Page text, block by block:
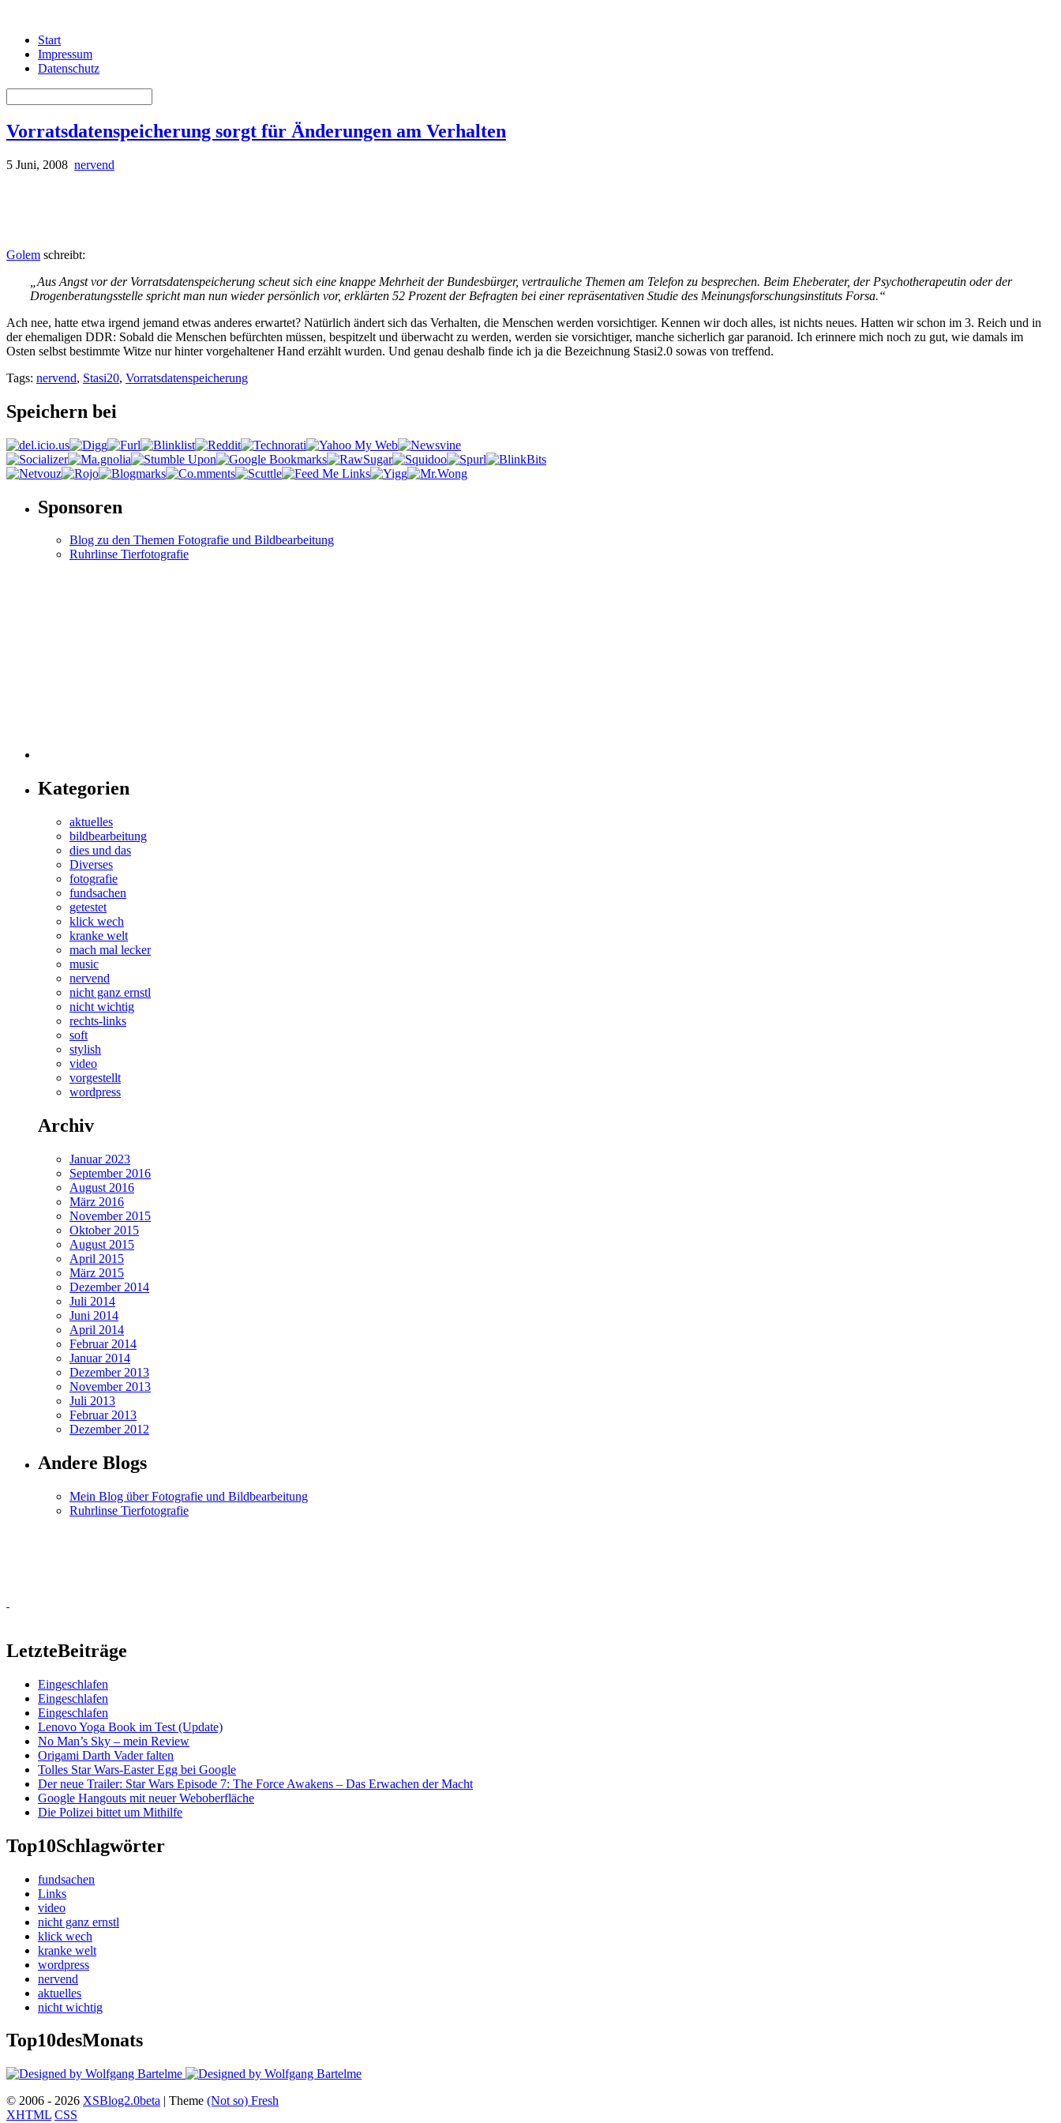
Start
Impressum
Datenschutz
Vorratsdatenspeicherung sorgt für Änderungen am Verhalten
5 Juni, 2008 nervend
Golem schreibt:
„Aus Angst vor der Vorratsdatenspeicherung scheut sich eine knappe Mehrheit der Bundesbürger, vertrauliche Themen am Telefon zu besprechen. Beim Eheberater, der Psychotherapeutin oder der
Drogenberatungsstelle spricht man nun wieder persönlich vor, erklärten 52 Prozent der Befragten bei einer repräsentativen Studie des Meinungsforschungsinstituts Forsa.“
Ach nee, hatte etwa irgend jemand etwas anderes erwartet? Natürlich ändert sich das Verhalten, die Menschen werden vorsichtiger. Kennen wir doch alles, ist nichts neues. Hatten wir schon im 3. Reich und in
der ehemaligen DDR: Sobald die Menschen befürchten müssen, bespitzelt und überwacht zu werden, werden sie vorsichtiger, manche sicherlich gar paranoid. Ich erinnere mich noch zu gut, wie damals im
Osten selbst bestimmte Witze nur hinter vorgehaltener Hand erzählt wurden. Und genau deshalb finde ich ja die Bezeichnung Stasi2.0 sowas von treffend.
Tags: nervend, Stasi20, Vorratsdatenspeicherung
Speichern bei
Sponsoren
Blog zu den Themen Fotografie und Bildbearbeitung
Ruhrlinse Tierfotografie
Kategorien
aktuelles
bildbearbeitung
dies und das
Diverses
fotografie
fundsachen
getestet
klick wech
kranke welt
mach mal lecker
music
nervend
nicht ganz ernstl
nicht wichtig
rechts-links
soft
stylish
video
vorgestellt
wordpress
Archiv
Januar 2023
September 2016
August 2016
März 2016
November 2015
Oktober 2015
August 2015
April 2015
März 2015
Dezember 2014
Juli 2014
Juni 2014
April 2014
Februar 2014
Januar 2014
Dezember 2013
November 2013
Juli 2013
Februar 2013
Dezember 2012
Andere Blogs
Mein Blog über Fotografie und Bildbearbeitung
Ruhrlinse Tierfotografie
LetzteBeiträge
Eingeschlafen
Eingeschlafen
Eingeschlafen
Lenovo Yoga Book im Test (Update)
No Man’s Sky – mein Review
Origami Darth Vader falten
Tolles Star Wars-Easter Egg bei Google
Der neue Trailer: Star Wars Episode 7: The Force Awakens – Das Erwachen der Macht
Google Hangouts mit neuer Weboberfläche
Die Polizei bittet um Mithilfe
Top10Schlagwörter
fundsachen
Links
video
nicht ganz ernstl
klick wech
kranke welt
wordpress
nervend
aktuelles
nicht wichtig
Top10desMonats
© 2006 - 2026 XSBlog2.0beta | Theme (Not so) Fresh
XHTML CSS